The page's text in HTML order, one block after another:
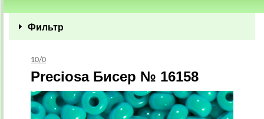
Фильтр
10/0
Preciosa Бисер № 16158